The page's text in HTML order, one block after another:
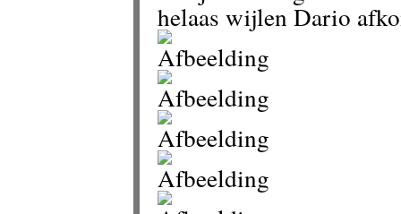
helaas wijlen Dario